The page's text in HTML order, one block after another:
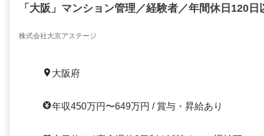
「大阪」マンション管理／経験者／年間休日120日
株式会社大京アステージ
大阪府
年収450万円〜649万円 / 賞与・昇給あり